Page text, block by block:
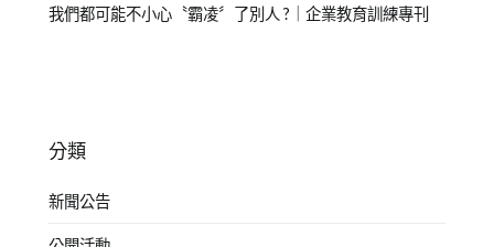
我們都可能不小心〝霸凌〞了別人 ?｜企業教育訓練專刊
分類
新聞公告